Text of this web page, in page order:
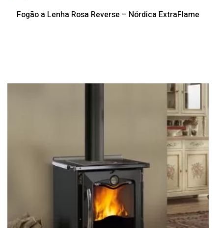
Fogão a Lenha Rosa Reverse – Nórdica ExtraFlame